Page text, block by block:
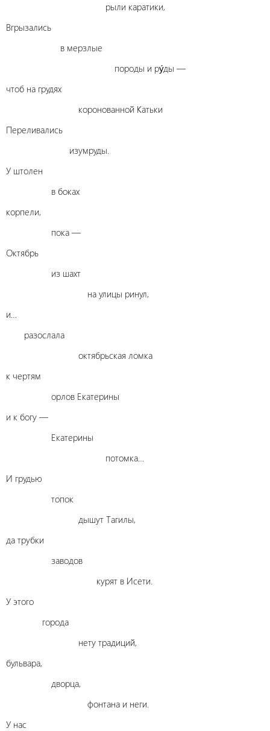
рыли каратики,
Вгрызались
в мерзлые
породы и ру́ды —
чтоб на грудях
коронованной Катьки
Переливались
изумруды.
У штолен
в боках
корпели,
пока —
Октябрь
из шахт
на улицы ринул,
и…
разослала
октябрьская ломка
к чертям
орлов Екатерины
и к богу —
Екатерины
потомка…
И грудью
топок
дышут Тагилы,
да трубки
заводов
курят в Исети.
У этого
города
нету традиций,
бульвара,
дворца,
фонтана и неги.
У нас